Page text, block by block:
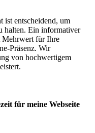
ist entscheidend, um
halten. Ein informativer
Mehrwert für Ihre
Präsenz. Wir
von hochwertigem
für meine Webseite